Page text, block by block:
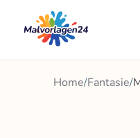
Inhalt
springen
Home/Fantasie/